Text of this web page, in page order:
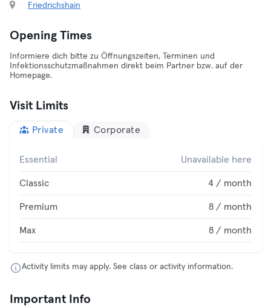
Friedrichshain
Opening Times
Informiere dich bitte zu Öffnungszeiten, Terminen und
Infektionsschutzmaßnahmen direkt beim Partner bzw. auf der
Homepage.
Visit Limits
Private Corporate
Essential Unavailable here
Classic 4 / month
Premium 8 / month
Max 8 / month
Activity limits may apply. See class or activity information.
Important Info